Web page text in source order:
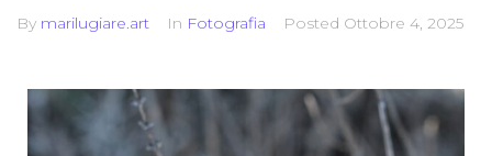
By marilugiare.art In Fotografia Posted Ottobre 4, 2025